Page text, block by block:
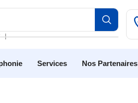
❘
Services Nos Partenaires